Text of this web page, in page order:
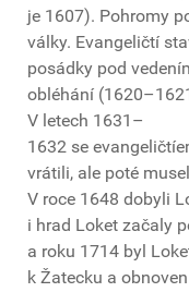
je 1607). Pohromy
války. Evangeličtí
posádky pod
obléhání
V letech 1631–
1632 se
vrátili, ale poté
V roce 1648 dobyli
i hrad Loket začaly
a roku 1714 byl
k Žatecku a